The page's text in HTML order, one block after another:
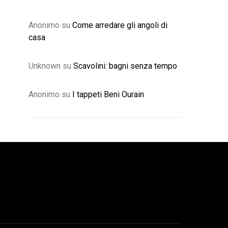
Anonimo su Come arredare gli angoli di
casa
Unknown su Scavolini: bagni senza tempo
Anonimo su I tappeti Beni Ourain